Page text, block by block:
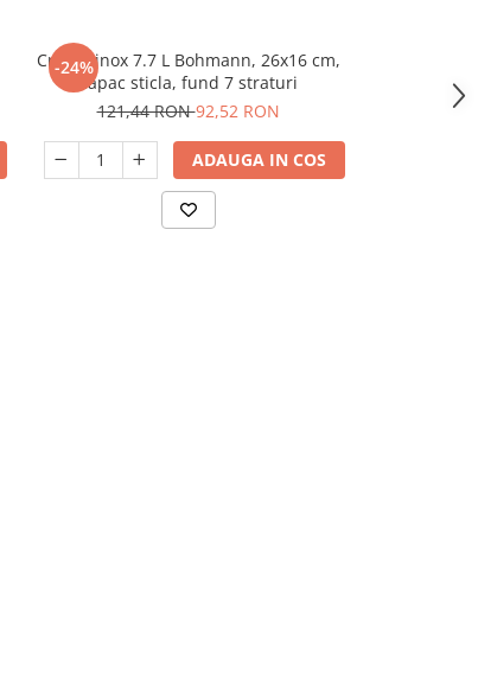
-24%
Cratita inox 7.7 L Bohmann, 26x16 cm,
capac sticla, fund 7 straturi
121,44 RON92,52 RON
ADAUGA IN COS